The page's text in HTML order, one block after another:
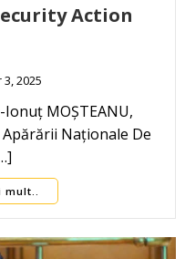
Action
2025
MOȘTEANU,
Naționale De
mult..